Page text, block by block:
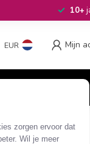
zorgen ervoor dat
Wil je meer
10+
EUR Mijn